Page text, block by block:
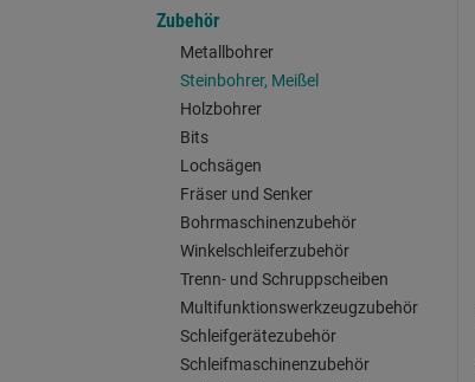
Zubehör
Metallbohrer
Steinbohrer, Meißel
Holzbohrer
Bits
Lochsägen
Fräser und Senker
Bohrmaschinenzubehör
Winkelschleiferzubehör
Trenn- und Schruppscheiben
Multifunktionswerkzeugzubehör
Schleifgerätezubehör
Schleifmaschinenzubehör